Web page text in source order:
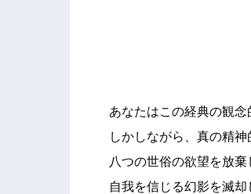
あなたはこの経典の観念
しかしながら、真の精神
八つの世俗の欲望を放棄
自我を信じる幻影を滅却